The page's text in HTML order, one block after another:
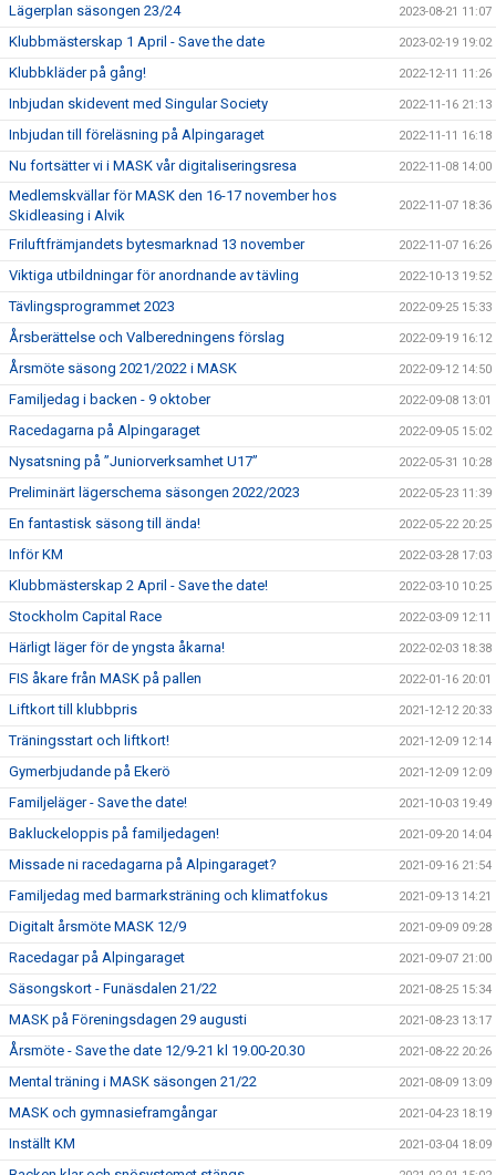
Lägerplan säsongen 23/24 2023-08-21 11:07
Klubbmästerskap 1 April - Save the date 2023-02-19 19:02
Klubbkläder på gång! 2022-12-11 11:26
Inbjudan skidevent med Singular Society 2022-11-16 21:13
Inbjudan till föreläsning på Alpingaraget 2022-11-11 16:18
Nu fortsätter vi i MASK vår digitaliseringsresa 2022-11-08 14:00
Medlemskvällar för MASK den 16-17 november hos
Skidleasing i Alvik
2022-11-07 18:36
Friluftfrämjandets bytesmarknad 13 november 2022-11-07 16:26
Viktiga utbildningar för anordnande av tävling 2022-10-13 19:52
Tävlingsprogrammet 2023 2022-09-25 15:33
Årsberättelse och Valberedningens förslag 2022-09-19 16:12
Årsmöte säsong 2021/2022 i MASK 2022-09-12 14:50
Familjedag i backen - 9 oktober 2022-09-08 13:01
Racedagarna på Alpingaraget 2022-09-05 15:02
Nysatsning på ”Juniorverksamhet U17” 2022-05-31 10:28
Preliminärt lägerschema säsongen 2022/2023 2022-05-23 11:39
En fantastisk säsong till ända! 2022-05-22 20:25
Inför KM 2022-03-28 17:03
Klubbmästerskap 2 April - Save the date! 2022-03-10 10:25
Stockholm Capital Race 2022-03-09 12:11
Härligt läger för de yngsta åkarna! 2022-02-03 18:38
FIS åkare från MASK på pallen 2022-01-16 20:01
Liftkort till klubbpris 2021-12-12 20:33
Träningsstart och liftkort! 2021-12-09 12:14
Gymerbjudande på Ekerö 2021-12-09 12:09
Familjeläger - Save the date! 2021-10-03 19:49
Bakluckeloppis på familjedagen! 2021-09-20 14:04
Missade ni racedagarna på Alpingaraget? 2021-09-16 21:54
Familjedag med barmarksträning och klimatfokus 2021-09-13 14:21
Digitalt årsmöte MASK 12/9 2021-09-09 09:28
Racedagar på Alpingaraget 2021-09-07 21:00
Säsongskort - Funäsdalen 21/22 2021-08-25 15:34
MASK på Föreningsdagen 29 augusti 2021-08-23 13:17
Årsmöte - Save the date 12/9-21 kl 19.00-20.30 2021-08-22 20:26
Mental träning i MASK säsongen 21/22 2021-08-09 13:09
MASK och gymnasieframgångar 2021-04-23 18:19
Inställt KM 2021-03-04 18:09